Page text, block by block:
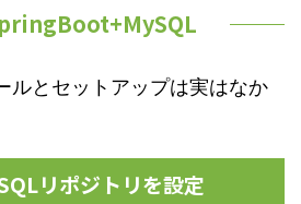
ルとセットアップは実はなか
リポジトリを設定